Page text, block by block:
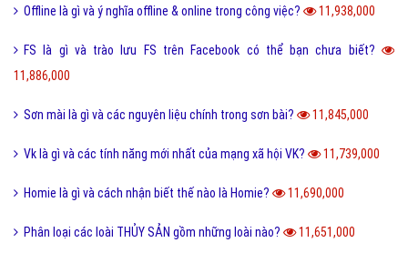
Offline là gì và ý nghĩa offline & online trong công việc? 11,938,000
FS là gì và trào lưu FS trên Facebook có thể bạn chưa biết?
11,886,000
Sơn mài là gì và các nguyên liệu chính trong sơn bài? 11,845,000
Vk là gì và các tính năng mới nhất của mạng xã hội VK? 11,739,000
Homie là gì và cách nhận biết thế nào là Homie? 11,690,000
Phân loại các loài THỦY SẢN gồm những loài nào? 11,651,000